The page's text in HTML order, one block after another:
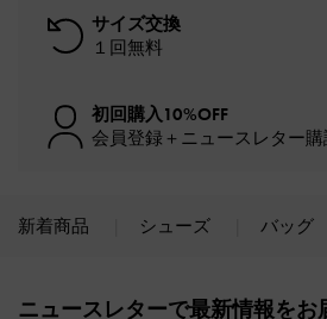
サイズ交換
１回無料
初回購入10%OFF
会員登録＋ニュースレター
新着商品 シューズ バッグ
ニュースレターで最新情報をお